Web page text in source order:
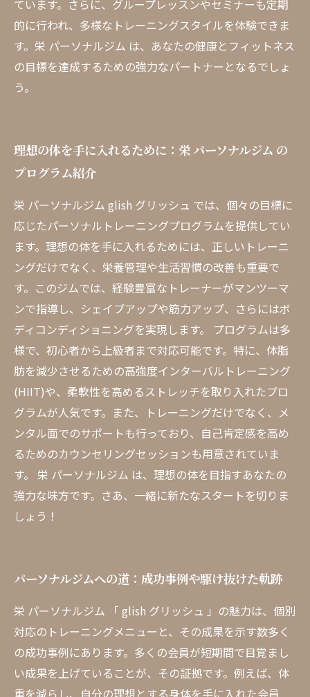
ています。さらに、グループレッスンやセミナーも定期
的に行われ、多様なトレーニングスタイルを体験できま
す。栄 パーソナルジム は、あなたの健康とフィットネス
の目標を達成するための強力なパートナーとなるでしょ
う。
理想の体を手に入れるために：栄 パーソナルジム の
プログラム紹介
栄 パーソナルジム glish グリッシュ では、個々の目標に
応じたパーソナルトレーニングプログラムを提供してい
ます。理想の体を手に入れるためには、正しいトレーニ
ングだけでなく、栄養管理や生活習慣の改善も重要で
す。このジムでは、経験豊富なトレーナーがマンツーマ
ンで指導し、シェイプアップや筋力アップ、さらにはボ
ディコンディショニングを実現します。 プログラムは多
様で、初心者から上級者まで対応可能です。特に、体脂
肪を減少させるための高強度インターバルトレーニング
(HIIT)や、柔軟性を高めるストレッチを取り入れたプロ
グラムが人気です。また、トレーニングだけでなく、メ
ンタル面でのサポートも行っており、自己肯定感を高め
るためのカウンセリングセッションも用意されていま
す。 栄 パーソナルジム は、理想の体を目指すあなたの
強力な味方です。さあ、一緒に新たなスタートを切りま
しょう！
パーソナルジムへの道：成功事例や駆け抜けた軌跡
栄 パーソナルジム 「 glish グリッシュ 」の魅力は、個別
対応のトレーニングメニューと、その成果を示す数多く
の成功事例にあります。多くの会員が短期間で目覚まし
い成果を上げていることが、その証拠です。例えば、体
重を減らし、自分の理想とする身体を手に入れた会員